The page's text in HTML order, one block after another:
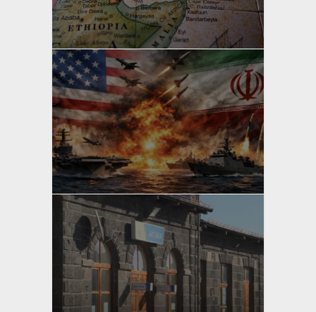
yazan
Bahri Ak
yazan
Bahri Ak
yazan
Bahri Ak